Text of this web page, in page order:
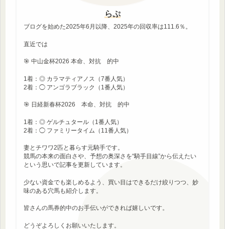
らぷ
ブログを始めた2025年6月以降、2025年の回収率は111.6％。
直近では
🎯 中山金杯2026 本命、対抗 的中
1着：◎ カラマティアノス（7番人気）
2着：◯ アンゴラブラック（1番人気）
🎯 日経新春杯2026 本命、対抗 的中
1着：◎ ゲルチュタール（1番人気）
2着：◯ ファミリータイム（11番人気）
妻とチワワ2匹と暮らす元騎手です。
競馬の本来の面白さや、予想の奥深さを“騎手目線”から伝えたい
という思いで記事を更新しています。
少ない資金でも楽しめるよう、買い目はできるだけ絞りつつ、妙
味のある穴馬も紹介します。
皆さんの馬券的中のお手伝いができれば嬉しいです。
どうぞよろしくお願いいたします。